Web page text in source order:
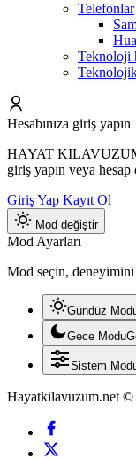
Telefonlar
Teknoloji
Hesabınıza giriş yapın
HAYAT
giriş yapın veya hesap
Giriş Yap Kayıt Ol
Mod değiştir
Mod Ayarları
Mod seçin,
Gündüz
Gece Modu
Sistem
Hayatkilavuzum.net ©